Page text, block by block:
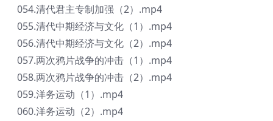
054.清代君主专制加强（2）.mp4
055.清代中期经济与文化（1）.mp4
056.清代中期经济与文化（2）.mp4
057.两次鸦片战争的冲击（1）.mp4
058.两次鸦片战争的冲击（2）.mp4
059.洋务运动（1）.mp4
060.洋务运动（2）.mp4